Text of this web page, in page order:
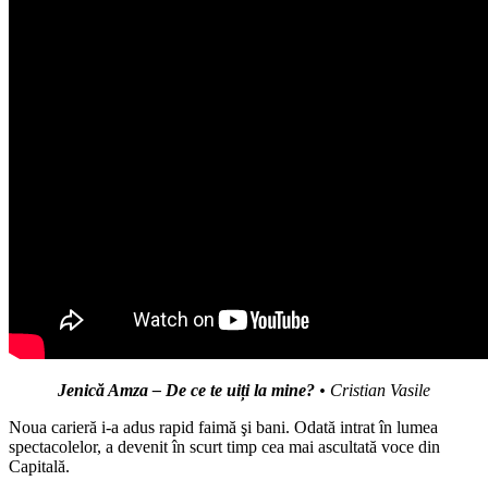
Jenică Amza – De ce te uiți la mine? • Cristian Vasile
Noua carieră i-a adus rapid faimă şi bani. Odată intrat în lumea
spectacolelor, a devenit în scurt timp cea mai ascultată voce din
Capitală.